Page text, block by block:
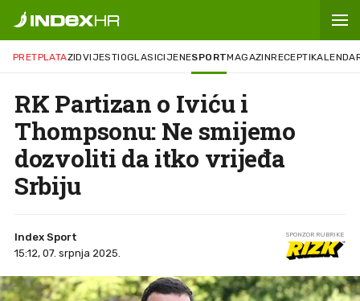
PRETPLATAZIDVIJESTIOGLASICIJENESPORTMAGAZINRECEPTI
RK Partizan o Iviću i
Thompsonu: Ne smijemo
dozvoliti da itko vrijeđa
Srbiju
Index Sport
15:12, 07. srpnja 2025.
SPONZOR RUBRIKE